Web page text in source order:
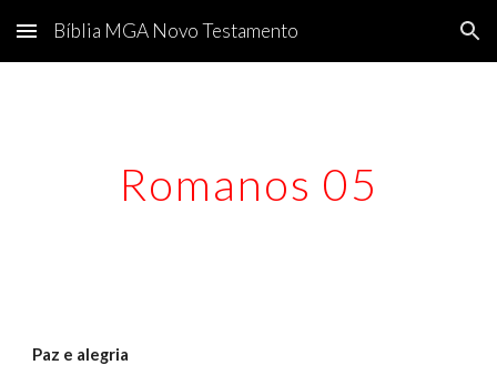
Skip to main content Skip to navigation
Bíblia MGA Novo Testamento
Romanos 05
Paz e alegria